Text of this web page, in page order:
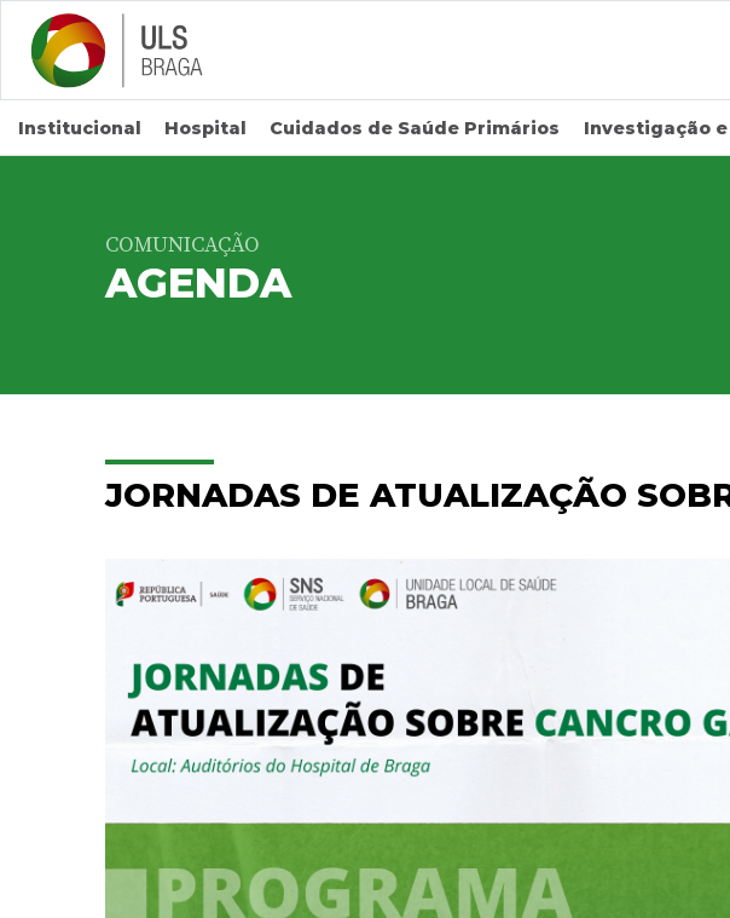
Saltar para conteúdo principal
Institucional Hospital Cuidados de Saúde Primários Investigação
COMUNICAÇÃO
AGENDA
JORNADAS DE ATUALIZAÇÃO